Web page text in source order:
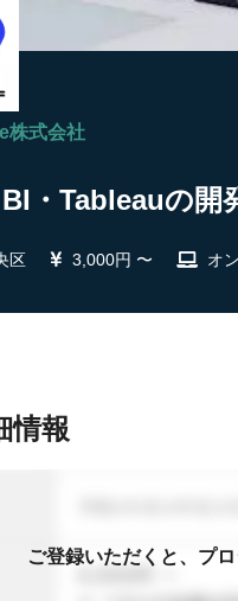
株式会社
・Tableauの開
区 3,000円 〜 オ
情報
ご登録いただくと、プ